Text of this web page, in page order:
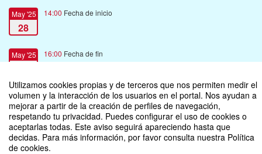
Utilizamos cookies propias y de terceros que nos permiten medir el
volumen y la interacción de los usuarios en el portal. Nos ayudan a
mejorar a partir de la creación de perfiles de navegación,
respetando tu privacidad. Puedes configurar el uso de cookies o
aceptarlas todas. Este aviso seguirá apareciendo hasta que
decidas. Para más información, por favor consulta nuestra Política
de cookies.
May '25
28
14:00 Fecha de inicio
May '25 16:00 Fecha de fin
Taller: Conozca sobre los tsunamis para giras académicas